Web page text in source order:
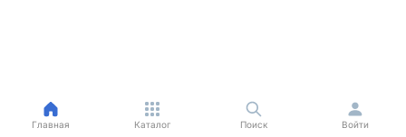
Главная Каталог Поиск Войти